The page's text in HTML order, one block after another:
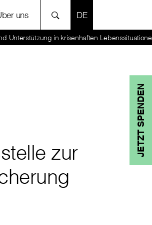
uns SPRACHE
Unterstützung in krisenhaften
JETZT SPENDEN
zur